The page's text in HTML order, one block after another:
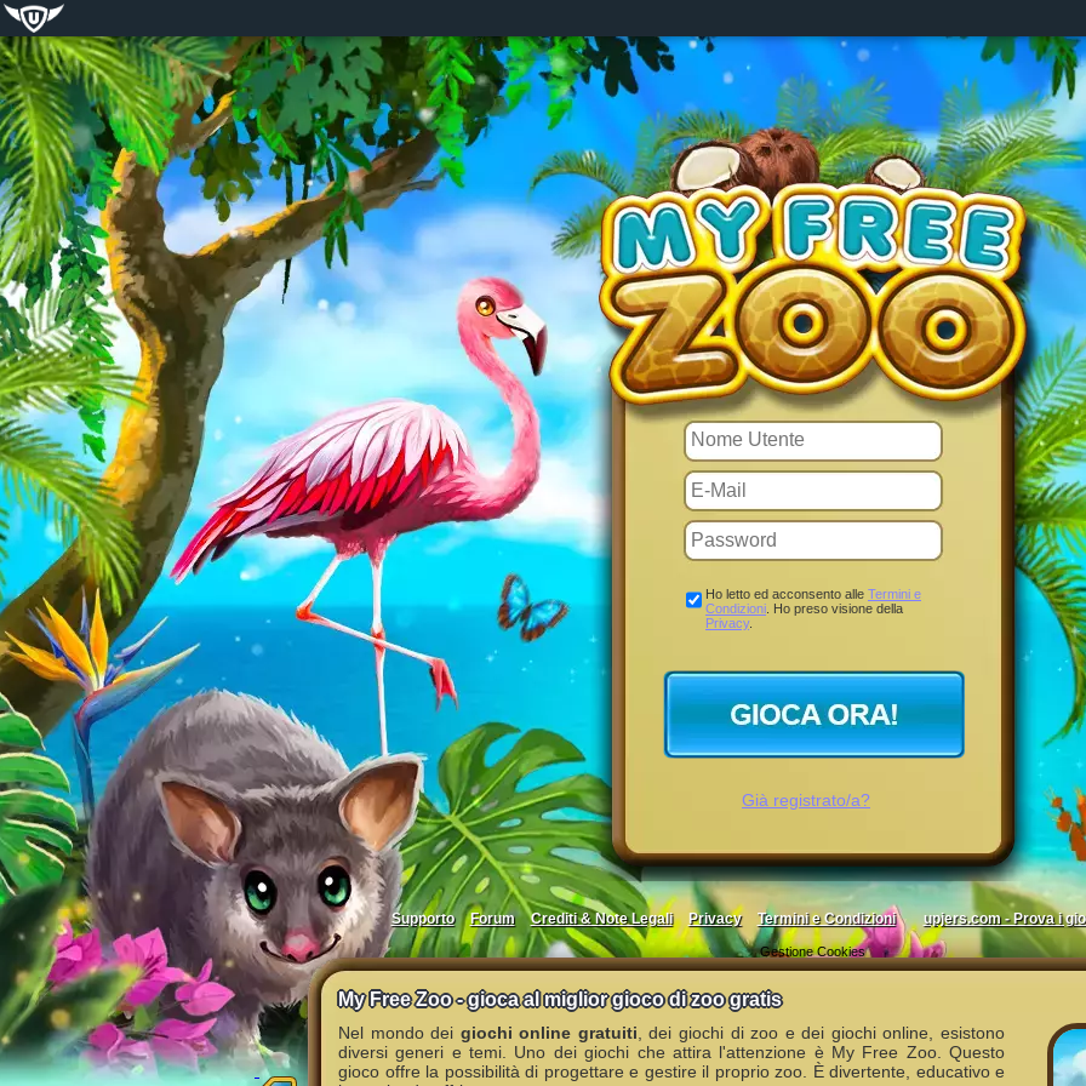
Ho letto ed acconsento alle Termini e
Condizioni . Ho preso visione della
Privacy.
Supporto Forum Crediti & Note Legali Privacy Termini e Condizioni upjers.com - Prova i
Gestione Cookies
Già registrato/a?
My Free Zoo - gioca al miglior gioco di zoo gratis
Nel mondo dei giochi online gratuiti , dei giochi di zoo e dei giochi online, esistono
diversi generi e temi. Uno dei giochi che attira l'attenzione è My Free Zoo. Questo
gioco offre la possibilità di progettare e gestire il proprio zoo. È divertente, educativo e